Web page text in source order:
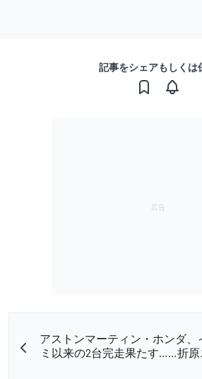
記事をシェアもしくは
アストンマーティン・ホンダ、
ミ以来の2台完走果たす……折